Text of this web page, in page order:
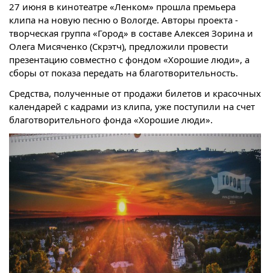
27 июня в кинотеатре «Ленком» прошла премьера
клипа на новую песню о Вологде. Авторы проекта -
творческая группа «Город» в составе Алексея Зорина и
Олега Мисяченко (Скрэтч), предложили провести
презентацию совместно с фондом «Хорошие люди», а
сборы от показа передать на благотворительность.
Средства, полученные от продажи билетов и красочных
календарей с кадрами из клипа, уже поступили на счет
благотворительного фонда «Хорошие люди».